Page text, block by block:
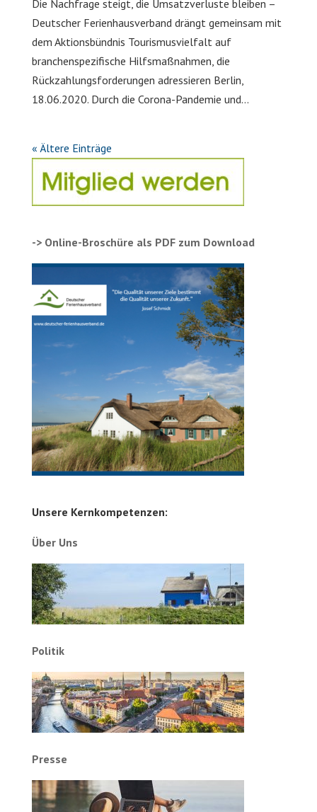
Die Nachfrage steigt, die Umsatzverluste bleiben –
Deutscher Ferienhausverband drängt gemeinsam mit
dem Aktionsbündnis Tourismusvielfalt auf
branchenspezifische Hilfsmaßnahmen, die
Rückzahlungsforderungen adressieren Berlin,
18.06.2020. Durch die Corona-Pandemie und...
« Ältere Einträge
-> Online-Broschüre als PDF zum Download
Unsere Kernkompetenzen:
Über Uns
Politik
Presse